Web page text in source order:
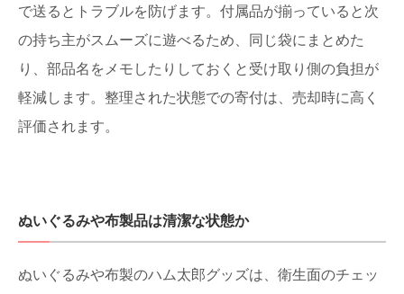
で送るとトラブルを防げます。付属品が揃っていると次
の持ち主がスムーズに遊べるため、同じ袋にまとめた
り、部品名をメモしたりしておくと受け取り側の負担が
軽減します。整理された状態での寄付は、売却時に高く
評価されます。
ぬいぐるみや布製品は清潔な状態か
ぬいぐるみや布製のハム太郎グッズは、衛生面のチェッ